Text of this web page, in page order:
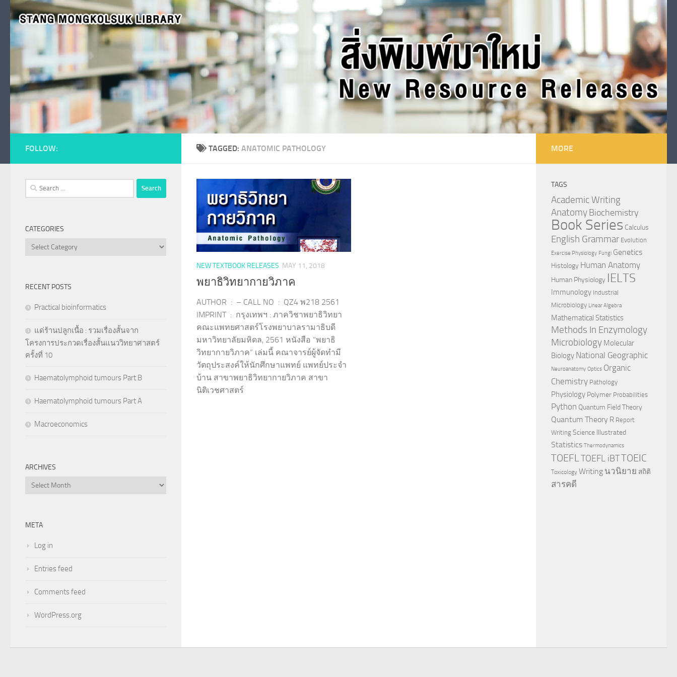
Skip to content
TAGGED: ANATOMIC PATHOLOGY
NEW TEXTBOOK RELEASES MAY 11, 2018
พยาธิวิทยากายวิภาค
AUTHOR : – CALL NO : QZ4 พ218 2561
IMPRINT : กรุงเทพฯ : ภาควิชาพยาธิวิทยา
คณะแพทยศาสตร์โรงพยาบาลรามาธิบดี
มหาวิทยาลัยมหิดล, 2561 หนังสือ “พยาธิ
วิทยากายวิภาค” เล่มนี้ คณาจารย์ผู้จัดทำมี
วัตถุประสงค์ให้นักศึกษาแพทย์ แพทย์ประจำ
บ้าน สาขาพยาธิวิทยากายวิภาค สาขา
นิติเวชศาสตร์
FOLLOW:
Search
for:
CATEGORIES
Categories
RECENT POSTS
Practical bioinformatics
แด่ร้านปลูกเนื้อ : รวมเรื่องสั้นจาก
โครงการประกวดเรื่องสั้นแนววิทยาศาสตร์
ครั้งที่ 10
Haematolymphoid tumours Part B
Haematolymphoid tumours Part A
Macroeconomics
ARCHIVES
Archives
META
Log in
Entries feed
Comments feed
WordPress.org
MORE
TAGS
Academic Writing
AnatomyBiochemistry
Book Series Calculus
English Grammar Evolution
Exercise Physiology Fungi Genetics
Histology Human Anatomy
Human Physiology IELTS
Immunology Industrial
Microbiology Linear Algebra
Mathematical Statistics
Methods In Enzymology
Microbiology Molecular
Biology National Geographic
Neuroanatomy Optics Organic
Chemistry Pathology
Physiology Polymer Probabilities
Python Quantum Field Theory
Quantum Theory R Report
Writing Science Illustrated
Statistics Thermodynamics
TOEFL TOEFL iBTTOEIC
Toxicology Writing นวนิยาย สถิติ
สารคดี